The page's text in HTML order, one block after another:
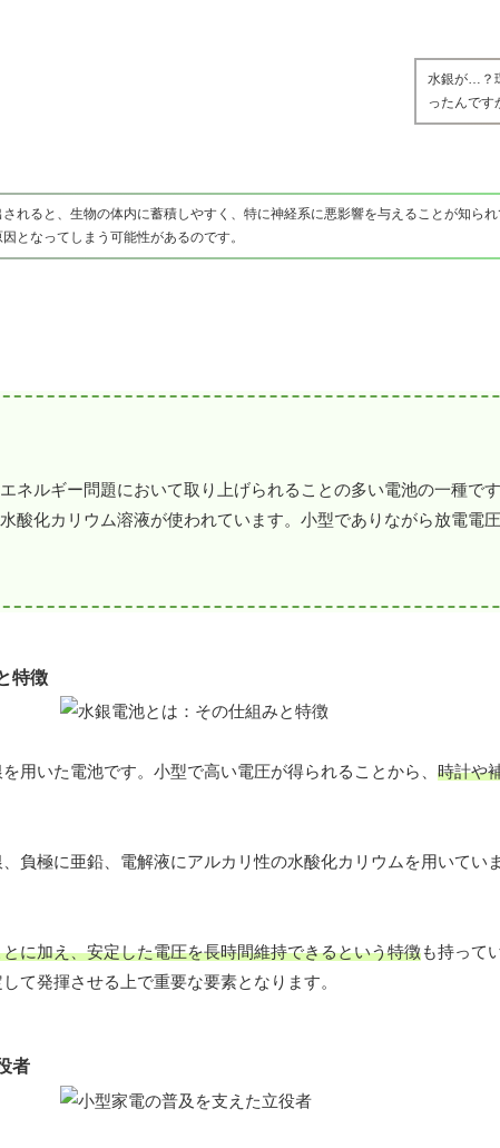
水銀が…？
ったんです
れると、生物の体内に蓄積しやすく、特に神経系に悪影響を与えることが知ら
となってしまう可能性があるのです。
ネルギー問題において取り上げられることの多い電池の一種で
酸化カリウム溶液が使われています。小型でありながら放電電
特徴
用いた電池です。小型で高い電圧が得られることから、 時計や
負極に亜鉛、電解液にアルカリ性の水酸化カリウムを用いて
に加え、安定した電圧を長時間維持できるという特徴も持って
て発揮させる上で重要な要素となります。
者